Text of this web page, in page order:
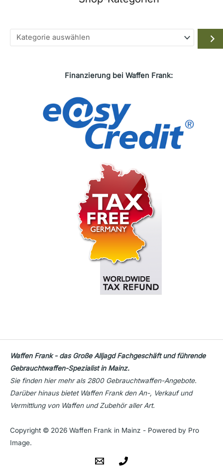
Kategorie
auswählen
Finanzierung bei Waffen Frank:
Waffen Frank - das Große Alljagd Fachgeschäft und führende
Gebrauchtwaffen-Spezialist in Mainz.
Sie finden hier mehr als 2800 Gebrauchtwaffen-Angebote.
Darüber hinaus bietet Waffen Frank den An-, Verkauf und
Vermittlung von Waffen und Zubehör aller Art.
Copyright © 2026 Waffen Frank in Mainz - Powered by Pro
Image.